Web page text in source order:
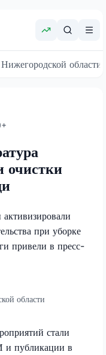
области
+
очистки
при уборке
привели в пресс-
области
стали
публикации в